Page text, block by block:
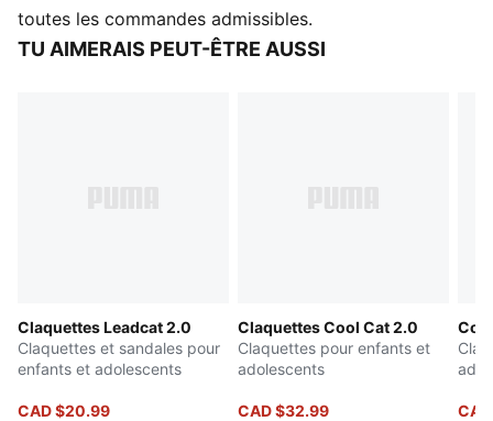
Semelle extérieure en IMEVA
Logo PUMA n° 1 sur la bride
toutes les commandes admissibles.
TU AIMERAIS PEUT-ÊTRE AUSSI
Claquettes Leadcat 2.0
Claquettes et sandales pour
enfants et adolescents
CAD $20.99
Claquettes Cool Cat 2.0
Claquettes pour enfants et
adolescents
CAD $32.99